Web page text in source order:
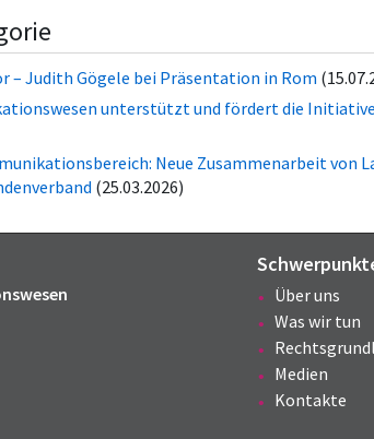
– Judith Gögele bei Präsentation in Rom
unterstützt und fördert die
Neue Zusammenarbeit von
(25.03.2026)
Über uns
Was wir tun
Medien
Kontakte